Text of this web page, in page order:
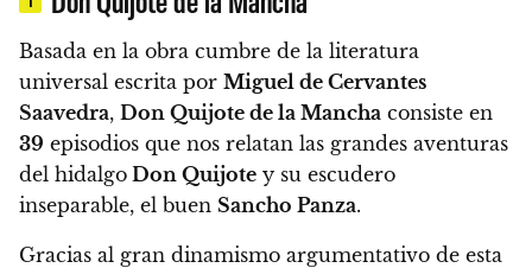
Basada en la obra cumbre de la literatura
universal escrita por Miguel de Cervantes
Saavedra, Don Quijote de la Mancha consiste en
39 episodios que nos relatan las grandes aventuras
del hidalgo Don Quijote y su escudero
inseparable, el buen Sancho Panza.
Gracias al gran dinamismo argumentativo de esta